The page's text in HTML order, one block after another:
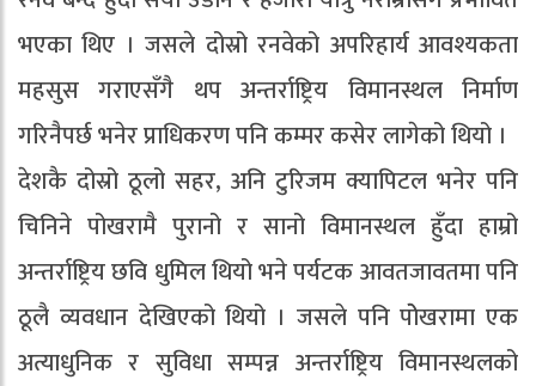
भएका थिए । जसले दोस्रो रनवेको अपरिहार्य आवश्यकता
महसुस गराएसँगै थप अन्तर्राष्ट्रिय विमानस्थल निर्माण
गरिनैपर्छ भनेर प्राधिकरण पनि कम्मर कसेर लागेको थियो ।
देशकै दोस्रो ठूलो सहर, अनि टुरिजम क्यापिटल भनेर पनि
चिनिने पोखरामै पुरानो र सानो विमानस्थल हुँदा हाम्रो
अन्तर्राष्ट्रिय छवि धुमिल थियो भने पर्यटक आवतजावतमा पनि
ठूलै व्यवधान देखिएको थियो । जसले पनि पोेखरामा एक
अत्याधुनिक र सुविधा सम्पन्न अन्तर्राष्ट्रिय विमानस्थलको